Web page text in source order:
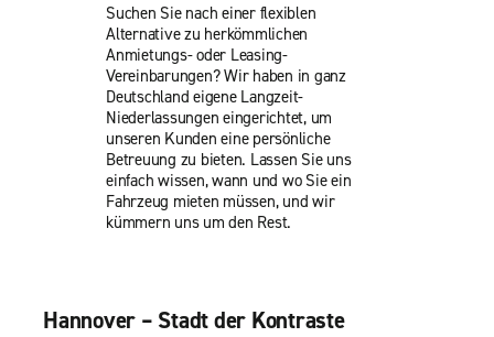
Suchen Sie nach einer flexiblen
Alternative zu herkömmlichen
Anmietungs- oder Leasing-
Vereinbarungen? Wir haben in ganz
Deutschland eigene Langzeit-
Niederlassungen eingerichtet, um
unseren Kunden eine persönliche
Betreuung zu bieten. Lassen Sie uns
einfach wissen, wann und wo Sie ein
Fahrzeug mieten müssen, und wir
kümmern uns um den Rest.
Hannover – Stadt der Kontraste